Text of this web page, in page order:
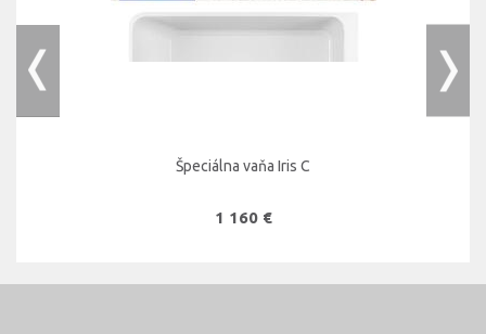
Špeciálna vaňa Iris C
1 160 €